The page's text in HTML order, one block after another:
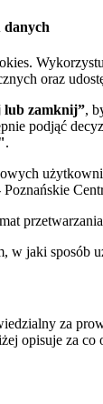
oraz
lub zamknij”,
podjąć
.
w jaki sposób
za
opisuje za